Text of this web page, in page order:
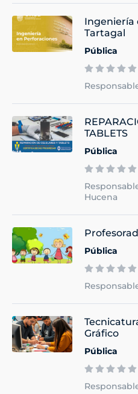
Ingeniería
Tartagal
Pública
TABLETS
Pública
Hucena
Pública
Gráfico
Pública